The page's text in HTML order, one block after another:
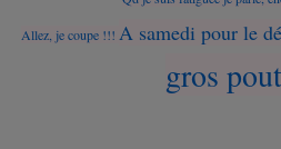
Allez, je coupe !!! A samedi pour le
gros